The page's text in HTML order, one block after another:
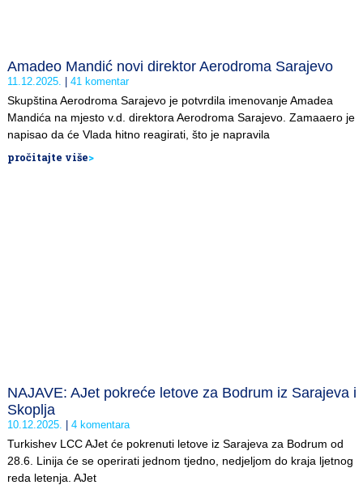
Amadeo Mandić novi direktor Aerodroma Sarajevo
11.12.2025. 41 komentar
Skupština Aerodroma Sarajevo je potvrdila imenovanje Amadea
Mandića na mjesto v.d. direktora Aerodroma Sarajevo. Zamaaero je
napisao da će Vlada hitno reagirati, što je napravila
pročitajte više>
NAJAVE: AJet pokreće letove za Bodrum iz Sarajeva i
Skoplja
10.12.2025. 4 komentara
Turkishev LCC AJet će pokrenuti letove iz Sarajeva za Bodrum od
28.6. Linija će se operirati jednom tjedno, nedjeljom do kraja ljetnog
reda letenja. AJet